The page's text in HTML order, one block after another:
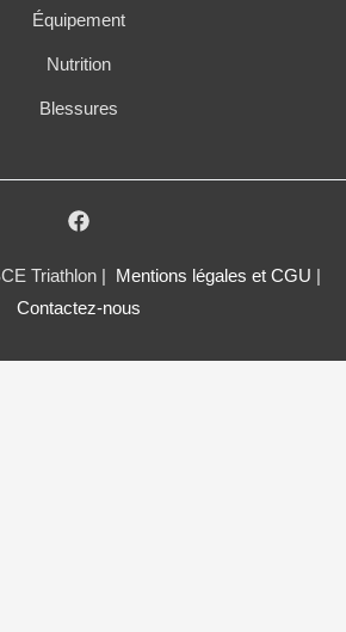
Équipement
Nutrition
Blessures
Triathlon | Mentions légales et CGU
Contactez-nous